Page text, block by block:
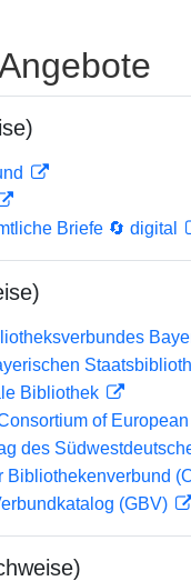
Briefe 🔄 digital
Bibliothek
of
des
Bibliothekenverbund
(GBV)